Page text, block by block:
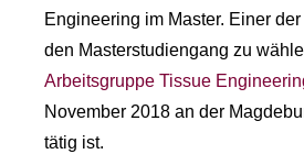
Engineering im Master. Einer
den Masterstudiengang zu
Arbeitsgruppe Tissue
November 2018 an der
tätig ist.